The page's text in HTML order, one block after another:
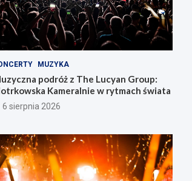
MUZYKA
podróż z The Lucyan Group:
Kameralnie w rytmach świata
6 sierpnia 2026